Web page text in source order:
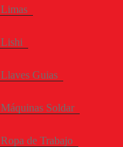
Limas
Lishi
Llaves Guias
Máquinas Soldar
Ropa de Trabajo